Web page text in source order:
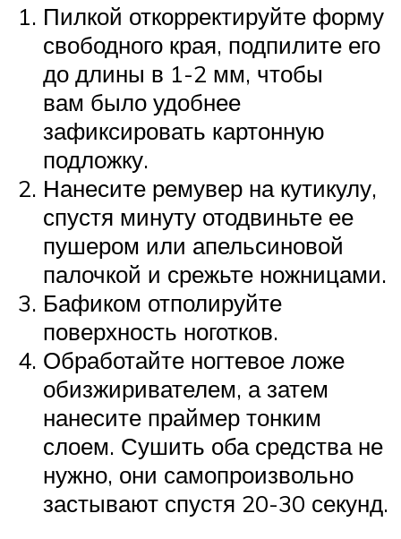
Пилкой откорректируйте форму
свободного края, подпилите его
до длины в 1-2 мм, чтобы
вам было удобнее
зафиксировать картонную
подложку.
Нанесите ремувер на кутикулу,
спустя минуту отодвиньте ее
пушером или апельсиновой
палочкой и срежьте ножницами.
Бафиком отполируйте
поверхность ноготков.
Обработайте ногтевое ложе
обизжиривателем, а затем
нанесите праймер тонким
слоем. Сушить оба средства не
нужно, они самопроизвольно
застывают спустя 20-30 секунд.